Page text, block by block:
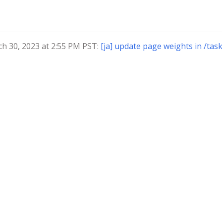
30, 2023 at 2:55 PM PST: [ja] update page weights in /